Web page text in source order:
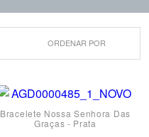
ORDENAR POR
Bracelete Nossa Senhora Das
Graças - Prata